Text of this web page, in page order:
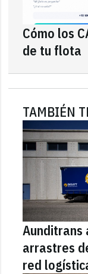
Cómo los
de tu flota
TAMBIÉN
Aunditrans
arrastres
red